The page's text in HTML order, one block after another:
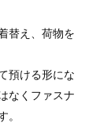
替え、荷物を
預ける形にな
なくファスナ
。